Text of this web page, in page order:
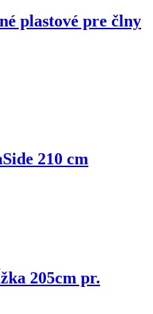
plastové pre člny
210 cm
205cm pr.